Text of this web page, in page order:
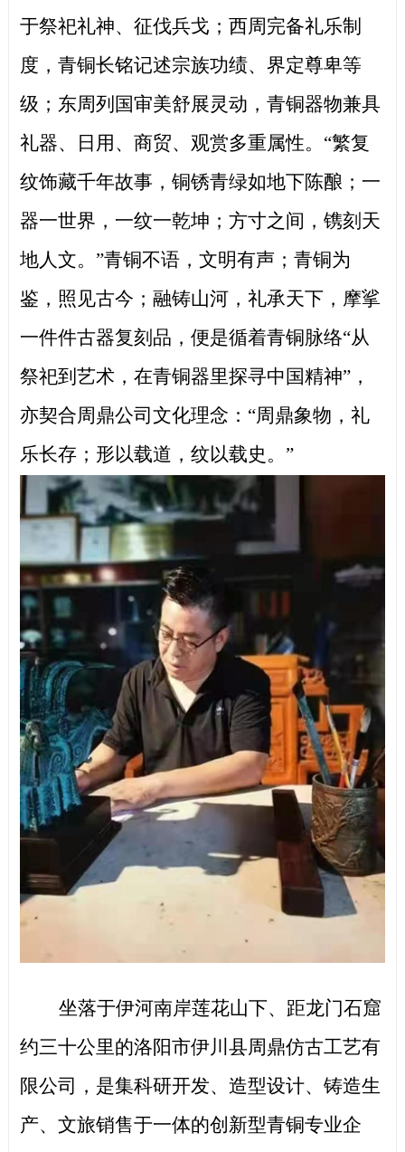
于祭祀礼神、征伐兵戈；西周完备礼乐制
度，青铜长铭记述宗族功绩、界定尊卑等
级；东周列国审美舒展灵动，青铜器物兼具
礼器、日用、商贸、观赏多重属性。“繁复
纹饰藏千年故事，铜锈青绿如地下陈酿；一
器一世界，一纹一乾坤；方寸之间，镌刻天
地人文。”青铜不语，文明有声；青铜为
鉴，照见古今；融铸山河，礼承天下，摩挲
一件件古器复刻品，便是循着青铜脉络“从
祭祀到艺术，在青铜器里探寻中国精神”，
亦契合周鼎公司文化理念：“周鼎象物，礼
乐长存；形以载道，纹以载史。”
坐落于伊河南岸莲花山下、距龙门石窟
约三十公里的洛阳市伊川县周鼎仿古工艺有
限公司，是集科研开发、造型设计、铸造生
产、文旅销售于一体的创新型青铜专业企